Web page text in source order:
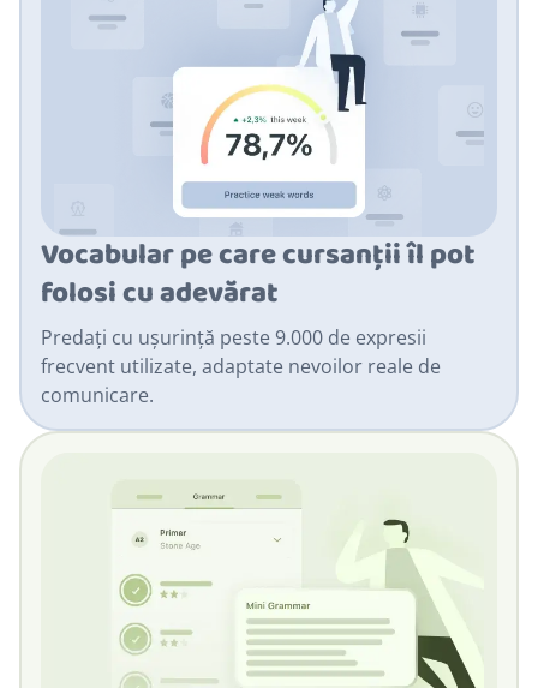
Vocabular pe care cursanții îl pot
folosi cu adevărat
Predați cu ușurință peste 9.000 de expresii
frecvent utilizate, adaptate nevoilor reale de
comunicare.